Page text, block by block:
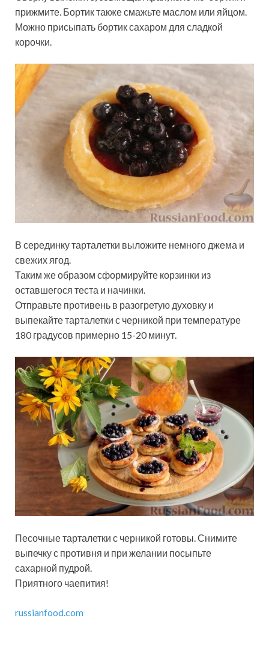
прижмите. Бортик также смажьте маслом или яйцом.
Можно присыпать бортик сахаром для сладкой
корочки.
В серединку тарталетки выложите немного джема и
свежих ягод.
Таким же образом сформируйте корзинки из
оставшегося теста и начинки.
Отправьте противень в разогретую духовку и
выпекайте тарталетки с черникой при температуре
180 градусов примерно 15-20 минут.
Песочные тарталетки с черникой готовы. Снимите
выпечку с противня и при желании посыпьте
сахарной пудрой.
Приятного чаепития!
russianfood.com